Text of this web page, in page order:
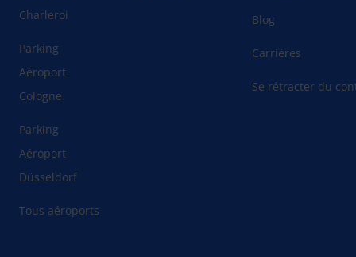
Charleroi
Parking
Aéroport
Cologne
Parking
Aéroport
Düsseldorf
Tous aéroports
Blog
Carrières
Se rétracter du